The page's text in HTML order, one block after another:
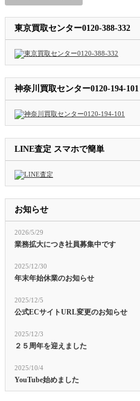
東京買取センター0120-388-332
神奈川買取センター0120-194-101
LINE査定 スマホで簡単
お知らせ
2026/5/29
業務拡大につき社員募集中です
2025/12/30
年末年始休業のお知らせ
2025/12/5
公式ECサイトURL変更のお知らせ
2025/12/3
２５周年を迎えました
2025/10/4
YouTube始めました